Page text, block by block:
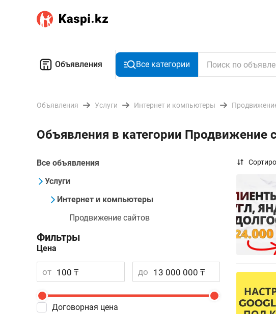
Объявления Все категории
Объявления Услуги Интернет и компьютеры
Объявления в категории Продвижение
Все объявления
Услуги
Интернет и компьютеры
Продвижение сайтов
Фильтры
Цена
от до
Договорная цена